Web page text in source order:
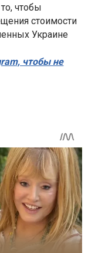
чтобы
стоимости
Украине
чтобы не